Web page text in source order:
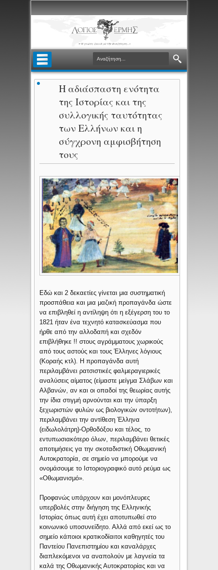
Η αδιάσπαστη ενότητα
της Ιστορίας και της
συλλογικής ταυτότητας
των Ελλήνων και η
σύγχρονη αμφισβήτηση
τους
Εδώ και 2 δεκαετίες γίνεται μια συστηματική
προσπάθεια και μια μαζική προπαγάνδα ώστε
να επιβληθεί η αντίληψη ότι η εξέγερση του το
1821 ήταν ένα τεχνητό κατασκεύασμα που
ήρθε από την αλλοδαπή και σχεδόν
επιβλήθηκε !! στους αγράμματους χωρικούς
από τους αστούς και τους Έλληνες λόγιους
(Κοραής κτλ). Η προπαγάνδα αυτή
περιλαμβάνει ρατσιστικές φαλμεραγιερικές
αναλύσεις αίματος (είμαστε μείγμα Σλάβων και
Αλβανών, αν και οι οπαδοί της θεωρίας αυτής
την ίδια στιγμή αρνούνται και την ύπαρξη
ξεχωριστών φυλών ως βιολογικών οντοτήτων),
περιλαμβάνει την αντίθεση Έλληνα
(ειδωλολάτρη)-Ορθοδόξου και τέλος, το
εντυπωσιακότερο όλων, περιλαμβάνει θετικές
αποτιμήσεις γα την σκοταδιστική Οθωμανική
Αυτοκρατορία, σε σημείο να μπορούμε να
ονομάσουμε το Ιστοριογραφικό αυτό ρεύμα ως
«Οθωμανισμό».
Προφανώς υπάρχουν και μονόπλευρες
υπερβολές στην διήγηση της Ελληνικής
Ιστορίας όπως αυτή έχει αποτυπωθεί στο
κοινωνικό υποσυνείδητο. Αλλά από εκεί ως το
σημείο κάποιοι κρατικοδίαιτοι καθηγητές του
Παντείου Πανεπιστημίου και καναλάρχες
διαπλεκόμενοι να αναπολούν με λαγνεία τα
καλά της Οθωμανικής Αυτοκρατορίας και να